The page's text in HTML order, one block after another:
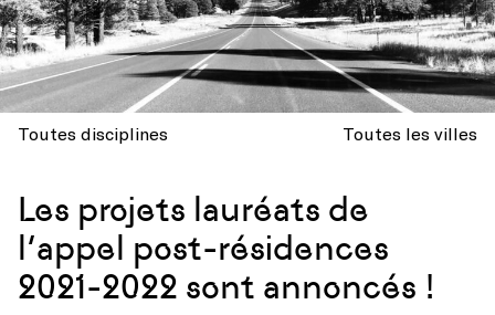
Toutes disciplines Toutes les villes
Les projets lauréats de
l’appel post-résidences
2021-2022 sont annoncés !